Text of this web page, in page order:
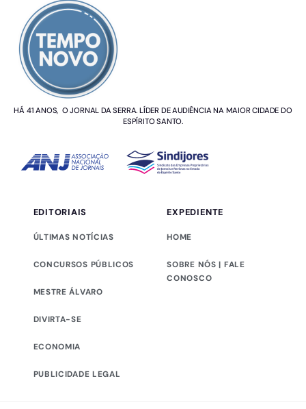
HÁ 41 ANOS, O JORNAL DA SERRA. LÍDER DE AUDIÊNCIA NA MAIOR CIDADE DO
ESPÍRITO SANTO.
EDITORIAIS
ÚLTIMAS NOTÍCIAS
CONCURSOS PÚBLICOS
MESTRE ÁLVARO
DIVIRTA-SE
ECONOMIA
PUBLICIDADE LEGAL
EXPEDIENTE
HOME
SOBRE NÓS | FALE
CONOSCO